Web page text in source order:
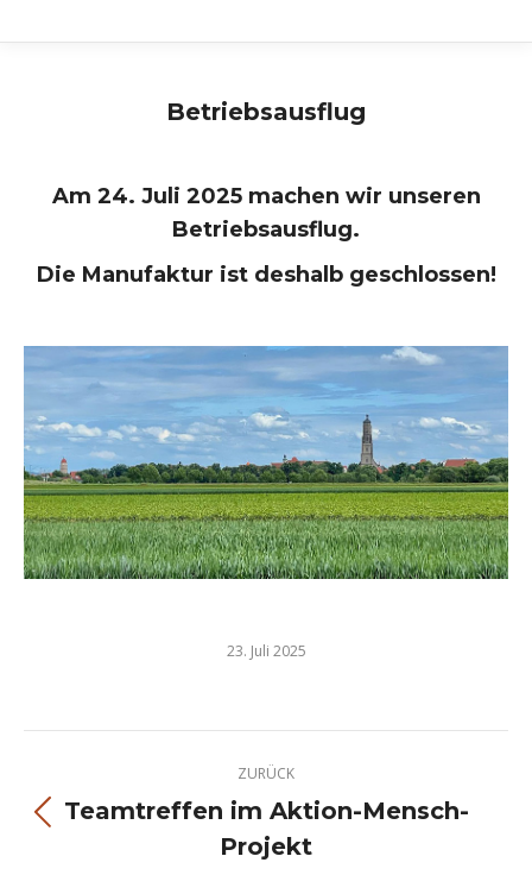
Betriebsausflug
Am 24. Juli 2025 machen wir unseren
Betriebsausflug.
Die Manufaktur ist deshalb geschlossen!
23. Juli 2025
Kommentarnavigation
ZURÜCK
Vorheriger
Beitrag:
Teamtreffen im Aktion-Mensch-
Projekt